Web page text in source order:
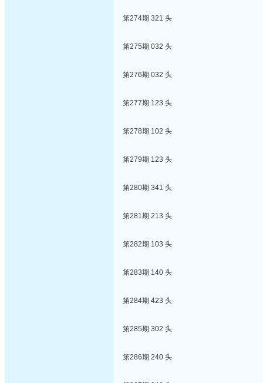
第274期 321 头
第275期 032 头
第276期 032 头
第277期 123 头
第278期 102 头
第279期 123 头
第280期 341 头
第281期 213 头
第282期 103 头
第283期 140 头
第284期 423 头
第285期 302 头
第286期 240 头